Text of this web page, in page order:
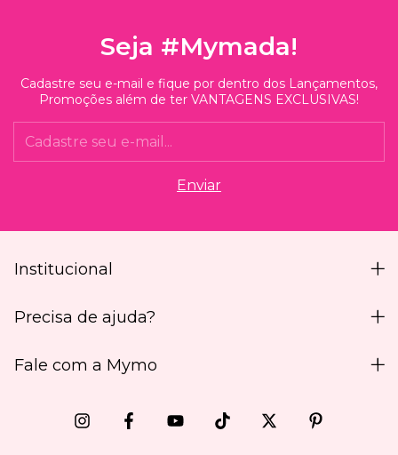
Seja #Mymada!
Cadastre seu e-mail e fique por dentro dos Lançamentos,
Promoções além de ter VANTAGENS EXCLUSIVAS!
Institucional
Precisa de ajuda?
Fale com a Mymo